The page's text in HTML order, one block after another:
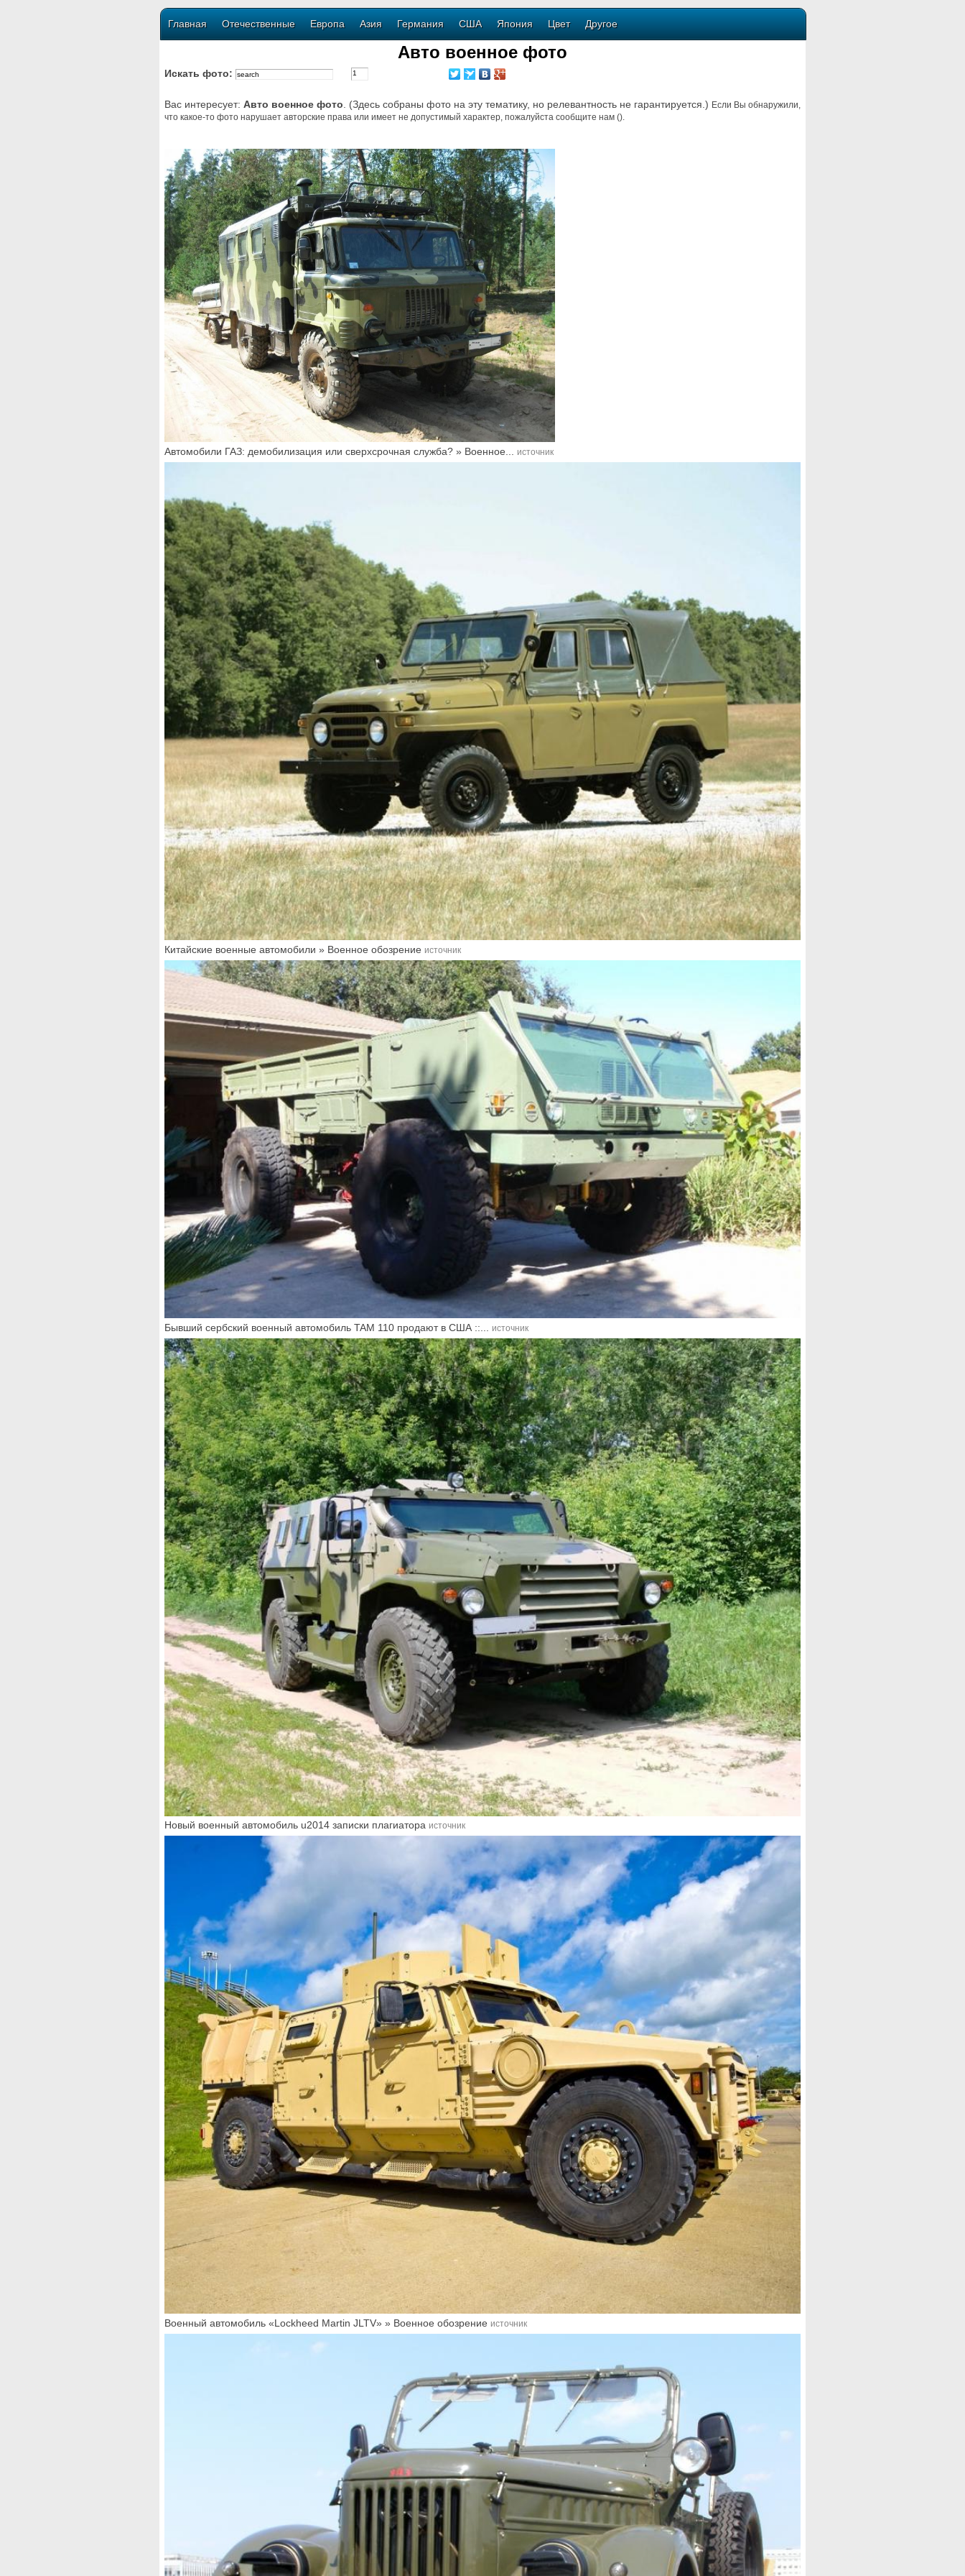
Главная Отечественные Европа Азия Германия США Япония Цвет Другое
Авто военное фото
Искать фото:
Вас интересует: Авто военное фото . (Здесь собраны фото на эту тематику, но релевантность не гарантируется.) Если Вы обнаружили,
что какое-то фото нарушает авторские права или имеет не допустимый характер, пожалуйста сообщите нам ().
Автомобили ГАЗ: демобилизация или сверхсрочная служба? » Военное... источник
Китайские военные автомобили » Военное обозрение источник
Бывший сербский военный автомобиль TAM 110 продают в США ::... источник
Новый военный автомобиль u2014 записки плагиатора источник
Военный автомобиль «Lockheed Martin JLTV» » Военное обозрение источник